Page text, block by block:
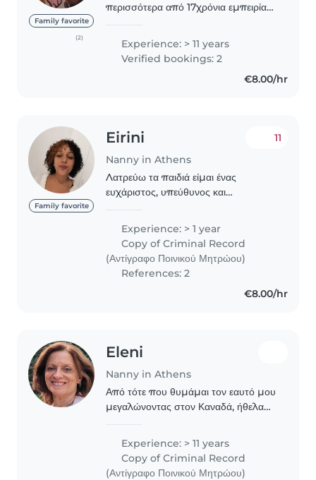
Family favorite
(2)
περισσότερα από 17χρόνια εμπειρίας
προσφέρω υπηρεσίες σε βρέφη,
νήπια, προσχολικά παιδιά, παιδιά
δημοτικού και εφήβους,..
Experience: > 11 years
Verified bookings: 2
€8.00/hr
Family favorite
Eirini
Nanny in Athens
11
Λατρεύω τα παιδιά είμαι ένας
ευχάριστος, υπεύθυνος και
εμπειρία καθώς εχω φυλάξει παιδιά
και εντός της οικογένειας μου αλλά
και εκτός. Θεωρω πως ειμαι καλή..
Experience: > 1 year
Copy of Criminal Record
(Αντίγραφο Ποινικού Μητρώου)
References: 2
€8.00/hr
Eleni
Nanny in Athens
Από τότε που θυμάμαι τον εαυτό μου
μεγαλώνοντας στον Καναδά, ήθελα
βαθιά, τα αγαπώ και τα σέβομαι σαν
οντότητες. Έγινα Δασκάλα Αγγλικών
και απέκτησα..
Experience: > 11 years
Copy of Criminal Record
(Αντίγραφο Ποινικού Μητρώου)